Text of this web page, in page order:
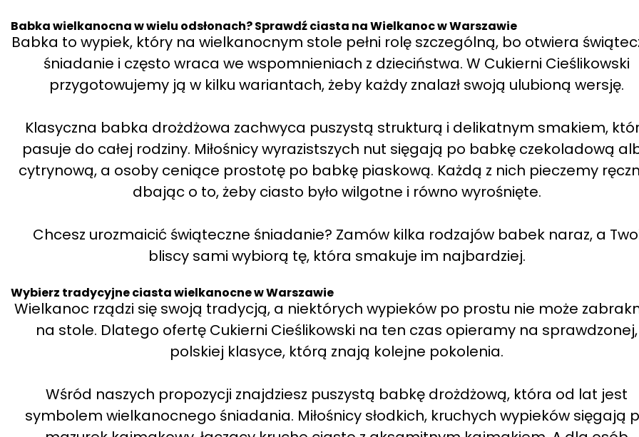
Babka wielkanocna w wielu odsłonach? Sprawdź ciasta na Wielkanoc w Warszawie
Babka to wypiek, który na wielkanocnym stole pełni rolę szczególną, bo otwiera
śniadanie i często wraca we wspomnieniach z dzieciństwa. W Cukierni Cieślikowski
przygotowujemy ją w kilku wariantach, żeby każdy znalazł swoją ulubioną wersję.
Klasyczna babka drożdżowa zachwyca puszystą strukturą i delikatnym smakiem,
pasuje do całej rodziny. Miłośnicy wyrazistszych nut sięgają po babkę czekoladową
cytrynową, a osoby ceniące prostotę po babkę piaskową. Każdą z nich pieczemy
dbając o to, żeby ciasto było wilgotne i równo wyrośnięte.
Chcesz urozmaicić świąteczne śniadanie? Zamów kilka rodzajów babek naraz, a
bliscy sami wybiorą tę, która smakuje im najbardziej.
Wybierz tradycyjne ciasta wielkanocne w Warszawie
Wielkanoc rządzi się swoją tradycją, a niektórych wypieków po prostu nie może
na stole. Dlatego ofertę Cukierni Cieślikowski na ten czas opieramy na sprawdzonej,
polskiej klasyce, którą znają kolejne pokolenia.
Wśród naszych propozycji znajdziesz puszystą babkę drożdżową, która od lat jest
symbolem wielkanocnego śniadania. Miłośnicy słodkich, kruchych wypieków sięgają